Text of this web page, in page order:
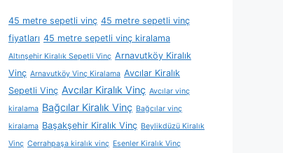
45 metre sepetli vinç 45 metre sepetli vinç
fiyatları 45 metre sepetli vinç kiralama
Altınşehir Kiralık Sepetli Vinç Arnavutköy Kiralık
Vinç Arnavutköy Vinç Kiralama Avcılar Kiralık
Sepetli Vinç Avcılar Kiralık Vinç Avcılar vinç
kiralama Bağcılar Kiralık Vinç Bağcılar vinç
kiralama Başakşehir Kiralık Vinç Beylikdüzü Kiralık
Vinç Cerrahpaşa kiralık vinç Esenler Kiralık Vinç